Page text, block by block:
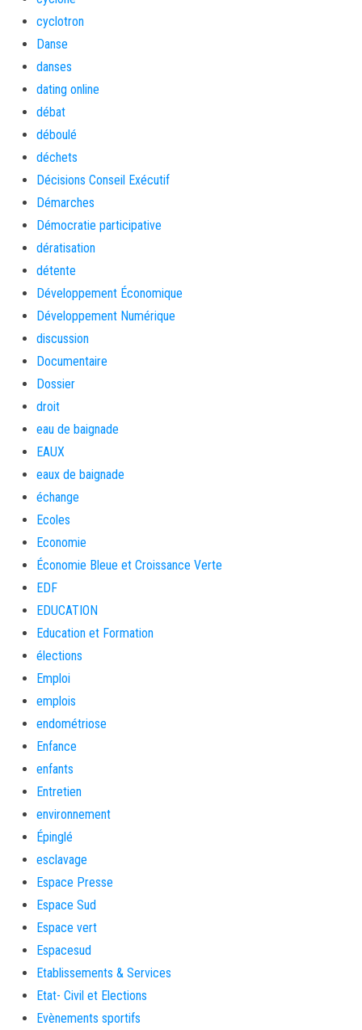
cyclotron
Danse
danses
dating online
débat
déboulé
déchets
Décisions Conseil Exécutif
Démarches
Démocratie participative
dératisation
détente
Développement Économique
Développement Numérique
discussion
Documentaire
Dossier
droit
eau de baignade
EAUX
eaux de baignade
échange
Ecoles
Economie
Économie Bleue et Croissance Verte
EDF
EDUCATION
Education et Formation
élections
Emploi
emplois
endométriose
Enfance
enfants
Entretien
environnement
Épinglé
esclavage
Espace Presse
Espace Sud
Espace vert
Espacesud
Etablissements & Services
Etat- Civil et Elections
Evènements sportifs